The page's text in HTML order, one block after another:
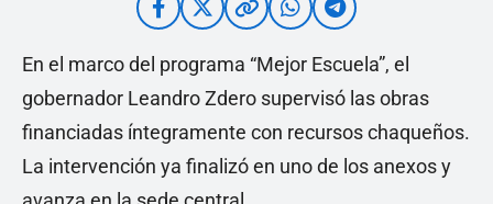
En el marco del programa “Mejor Escuela”, el
gobernador Leandro Zdero supervisó las obras
financiadas íntegramente con recursos chaqueños.
La intervención ya finalizó en uno de los anexos y